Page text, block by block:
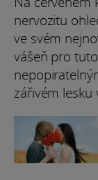
nervozitu
ve svém
vášeň pro
zářivém lesku